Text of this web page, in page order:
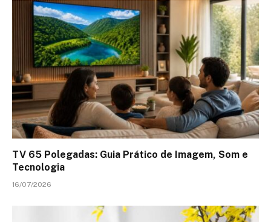
TV 65 Polegadas: Guia Prático de Imagem, Som e
Tecnologia
16/07/2026